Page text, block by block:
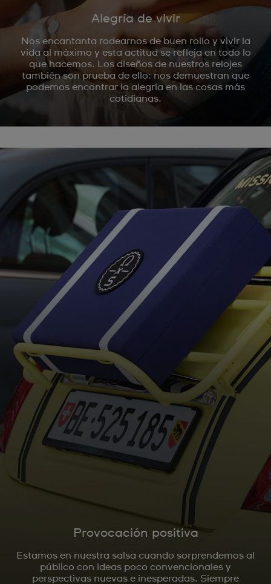
Alegría de vivir
Nos encantanta rodearnos de buen rollo y vivir la
vida al máximo y esta actitud se refleja en todo lo
que hacemos. Los diseños de nuestros relojes
también son prueba de ello: nos demuestran que
podemos encontrar la alegría en las cosas más
cotidianas.
Provocación positiva
Estamos en nuestra salsa cuando sorprendemos al
público con ideas poco convencionales y
perspectivas nuevas e inesperadas. Siempre